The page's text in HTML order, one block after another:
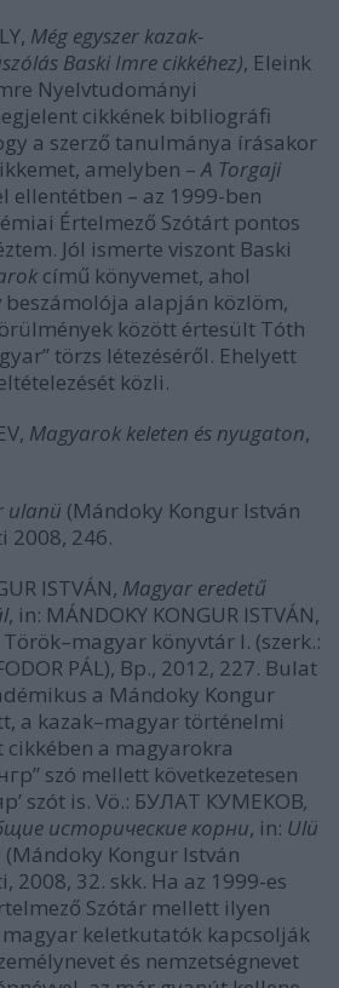
Még egyszer kazak-
Baski Imre cikkéhez), Eleink
Nyelvtudományi
cikkének bibliográfi
a szerző tanulmánya írásakor
amelyben – A Torgaji
ellentétben – az 1999-ben
Értelmező Szótárt pontos
Jól ismerte viszont Baski
című könyvemet, ahol
beszámolója alapján közlöm,
között értesült Tóth
törzs létezéséről. Ehelyett
közli.
Magyarok keleten és nyugaton,
ulanü (Mándoky Kongur István
2008, 246.
ISTVÁN, Magyar eredetű
, in: MÁNDOKY KONGUR ISTVÁN,
Török–magyar könyvtár I. (szerk.:
PÁL), Bp., 2012, 227. Bulat
a Mándoky Kongur
a kazak–magyar történelmi
a magyarokra
szó mellett következetesen
szót is. Vö.: БУЛАТ КУМЕКОВ,
исторические корни, in: Ulü
(Mándoky Kongur István
2008, 32. skk. Ha az 1999-es
Szótár mellett ilyen
magyar keletkutatók kapcsolják
és nemzetségnevet